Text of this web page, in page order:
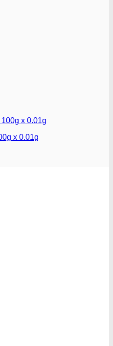
x 0.01g